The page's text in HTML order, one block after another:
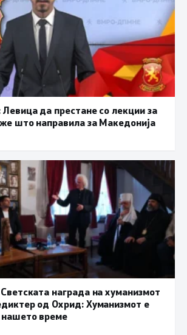
да престане со лекции за
што направила за Македонија
награда на хуманизмот
од Охрид: Хуманизмот е
време